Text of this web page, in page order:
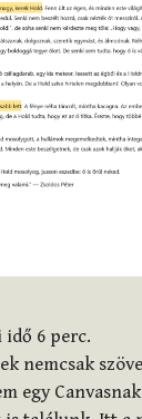
idő 6 perc.
nemcsak
egy